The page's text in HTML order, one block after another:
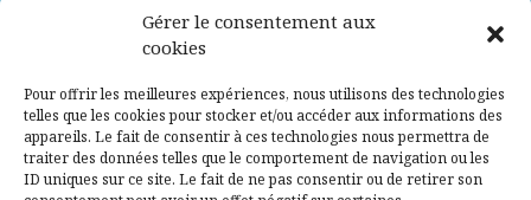
Gérer le consentement aux
cookies
Pour offrir les meilleures expériences, nous utilisons des technologies
telles que les cookies pour stocker et/ou accéder aux informations des
appareils. Le fait de consentir à ces technologies nous permettra de
traiter des données telles que le comportement de navigation ou les
ID uniques sur ce site. Le fait de ne pas consentir ou de retirer son
We are Hiring
Mission d’excellence en IA, Machine
Learning et LLM
Abidjan, Côte d'Ivoire ALG Consultant